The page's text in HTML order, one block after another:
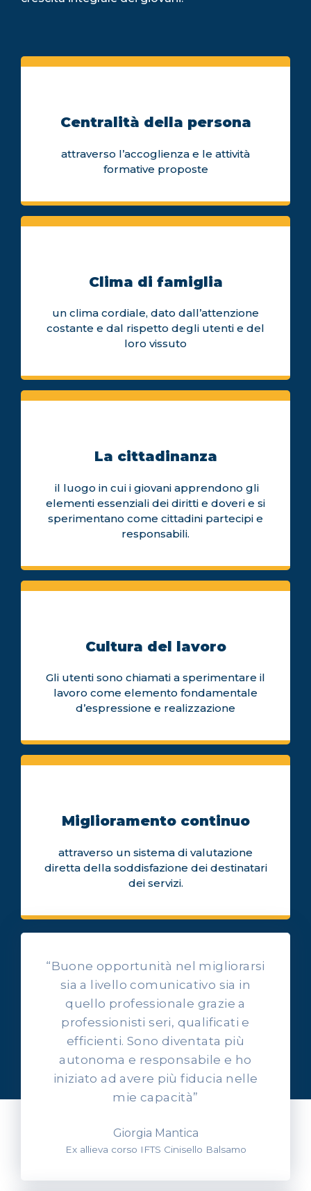
Centralità della persona
attraverso l’accoglienza e le attività
formative proposte
Clima di famiglia
un clima cordiale, dato dall’attenzione
costante e dal rispetto degli utenti e del
loro vissuto
La cittadinanza
il luogo in cui i giovani apprendono gli
elementi essenziali dei diritti e doveri e si
sperimentano come cittadini partecipi e
responsabili.
Cultura del lavoro
Gli utenti sono chiamati a sperimentare il
lavoro come elemento fondamentale
d’espressione e realizzazione
Miglioramento continuo
attraverso un sistema di valutazione
diretta della soddisfazione dei destinatari
dei servizi.
OPINIONI DEI NOSTRI ALLIEVI
Ascolta l'esperienza dei
nostri allievi
“Buone opportunità nel migliorarsi
sia a livello comunicativo sia in
quello professionale grazie a
professionisti seri, qualificati e
efficienti. Sono diventata più
autonoma e responsabile e ho
iniziato ad avere più fiducia nelle
mie capacità”
Giorgia Mantica
Ex allieva corso IFTS Cinisello Balsamo